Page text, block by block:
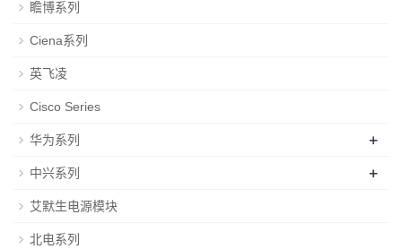
瞻博系列
Ciena系列
英飞凌
Cisco Series
华为系列 +
中兴系列 +
艾默生电源模块
北电系列